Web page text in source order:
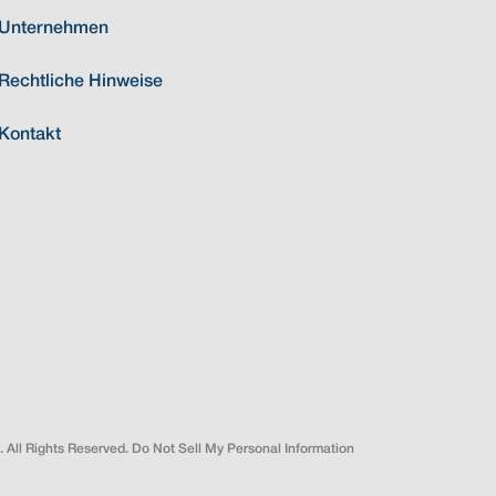
Hinweise
Rights Reserved. Do Not Sell My Personal Information